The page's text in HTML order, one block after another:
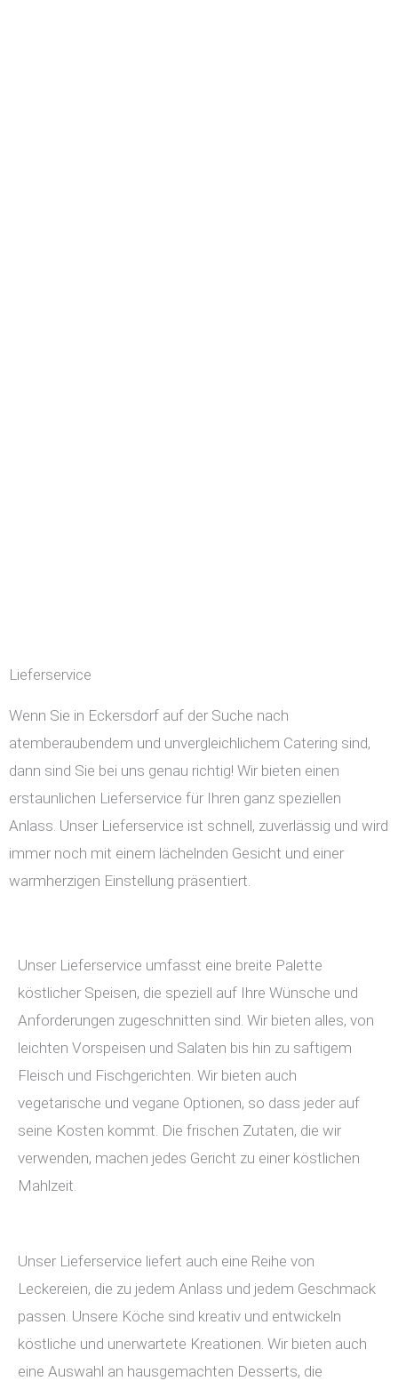
Lieferservice
Wenn Sie in Eckersdorf auf der Suche nach
atemberaubendem und unvergleichlichem Catering sind,
dann sind Sie bei uns genau richtig! Wir bieten einen
erstaunlichen Lieferservice für Ihren ganz speziellen
Anlass. Unser Lieferservice ist schnell, zuverlässig und wird
immer noch mit einem lächelnden Gesicht und einer
warmherzigen Einstellung präsentiert.
Unser Lieferservice umfasst eine breite Palette
köstlicher Speisen, die speziell auf Ihre Wünsche und
Anforderungen zugeschnitten sind. Wir bieten alles, von
leichten Vorspeisen und Salaten bis hin zu saftigem
Fleisch und Fischgerichten. Wir bieten auch
vegetarische und vegane Optionen, so dass jeder auf
seine Kosten kommt. Die frischen Zutaten, die wir
verwenden, machen jedes Gericht zu einer köstlichen
Mahlzeit.
Unser Lieferservice liefert auch eine Reihe von
Leckereien, die zu jedem Anlass und jedem Geschmack
passen. Unsere Köche sind kreativ und entwickeln
köstliche und unerwartete Kreationen. Wir bieten auch
eine Auswahl an hausgemachten Desserts, die